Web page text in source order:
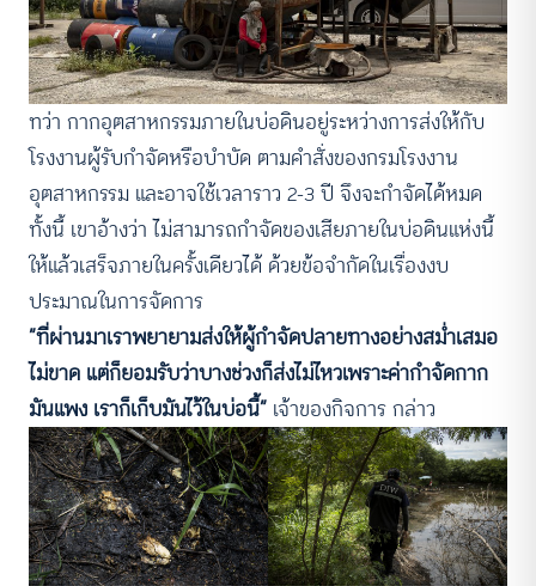
ทว่า กากอุตสาหกรรมภายในบ่อดินอยู่ระหว่างการส่งให้กับ
โรงงานผู้รับกำจัดหรือบำบัด ตามคำสั่งของกรมโรงงาน
อุตสาหกรรม และอาจใช้เวลาราว 2-3 ปี จึงจะกำจัดได้หมด
ทั้งนี้ เขาอ้างว่า ไม่สามารถกำจัดของเสียภายในบ่อดินแห่งนี้
ให้แล้วเสร็จภายในครั้งเดียวได้ ด้วยข้อจำกัดในเรื่องงบ
ประมาณในการจัดการ
“ที่ผ่านมาเราพยายามส่งให้ผู้กำจัดปลายทางอย่างสม่ำเสมอ
ไม่ขาด แต่ก็ยอมรับว่าบางช่วงก็ส่งไม่ไหวเพราะค่ากำจัดกาก
มันแพง เราก็เก็บมันไว้ในบ่อนี้” เจ้าของกิจการ กล่าว